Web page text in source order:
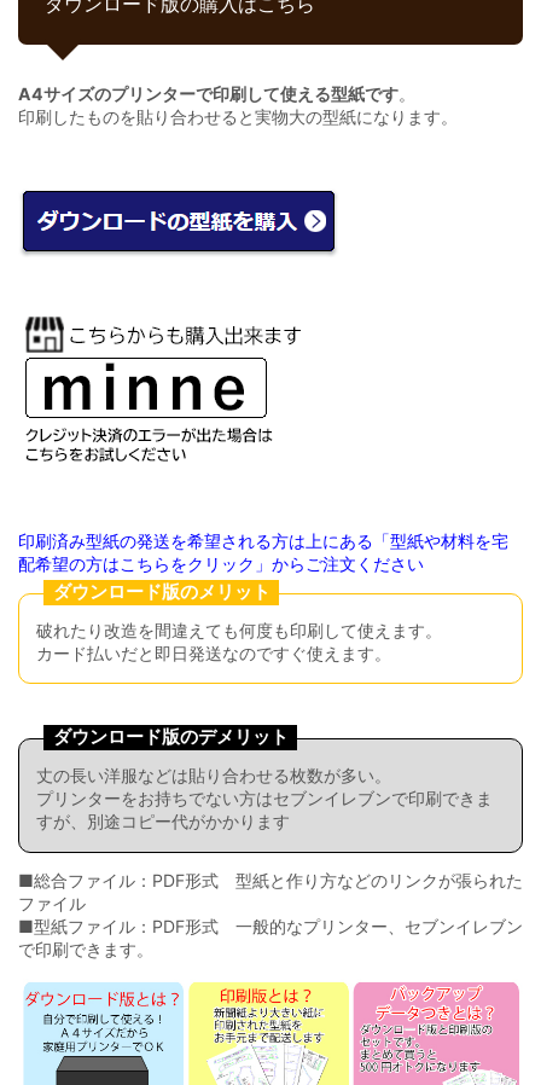
A4サイズのプリンターで印刷して使える型紙です。
印刷したものを貼り合わせると実物大の型紙になります。
印刷済み型紙の発送を希望される方は上にある「型紙や材料を宅
配希望の方はこちらをクリック」からご注文ください
ダウンロード版のメリット
破れたり改造を間違えても何度も印刷して使えます。
カード払いだと即日発送なのですぐ使えます。
ダウンロード版のデメリット
丈の長い洋服などは貼り合わせる枚数が多い。
プリンターをお持ちでない方はセブンイレブンで印刷できま
すが、別途コピー代がかかります
■総合ファイル：PDF形式 型紙と作り方などのリンクが張られた
ファイル
■型紙ファイル：PDF形式 一般的なプリンター、セブンイレブン
で印刷できます。